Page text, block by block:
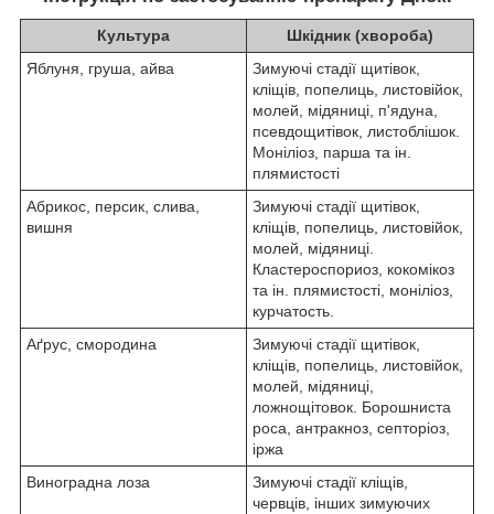
Культура
Шкідник (хвороба)
Яблуня, груша, айва
Зимуючі стадії щитівок,
кліщів, попелиць, листовійок,
молей, мідяниці, п'ядуна,
псевдощитівок, листоблішок.
Моніліоз, парша та ін.
плямистості
Абрикос, персик, слива,
вишня
Зимуючі стадії щитівок,
кліщів, попелиць, листовійок,
молей, мідяниці.
Кластероспориоз, кокомікоз
та ін. плямистості, моніліоз,
курчатость.
Аґрус, смородина
Зимуючі стадії щитівок,
кліщів, попелиць, листовійок,
молей, мідяниці,
ложнощітовок. Борошниста
роса, антракноз, септоріоз,
іржа
Виноградна лоза
Зимуючі стадії кліщів,
червців, інших зимуючих